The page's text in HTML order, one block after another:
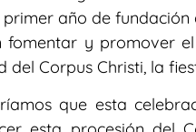
año de fundación
fomentar y promover
del Corpus Christi, la
que esta